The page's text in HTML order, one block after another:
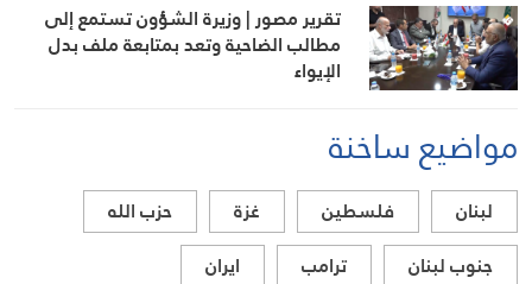
تقرير مصور | وزيرة الشؤون تستمع إلى
مطالب الضاحية وتعد بمتابعة ملف بدل
الإيواء
مواضيع ساخنة
لبنان فلسطين غزة
حزب الله
جنوب لبنان
ترامب
ايران